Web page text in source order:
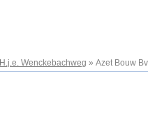
H.j.e. Wenckebachweg » Azet Bouw Bv